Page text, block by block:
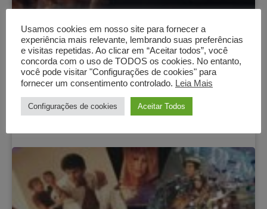
Poderoso
Ler artigo
Usamos cookies em nosso site para fornecer a
experiência mais relevante, lembrando suas preferências
e visitas repetidas. Ao clicar em “Aceitar todos”, você
concorda com o uso de TODOS os cookies. No entanto,
você pode visitar "Configurações de cookies" para
fornecer um consentimento controlado. Leia Mais
Configurações de cookies Aceitar Todos